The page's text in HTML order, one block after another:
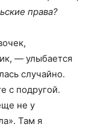
права?
— улыбается
случайно.
с подругой.
не у
Там я